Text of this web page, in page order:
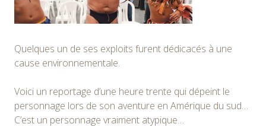
Quelques un de ses exploits furent dédicacés à une
cause environnementale.
Voici un reportage d’une heure trente qui dépeint le
personnage lors de son aventure en Amérique du sud…
C’est un personnage vraiment atypique…